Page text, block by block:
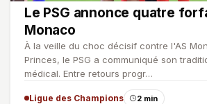
Le PSG annonce quatre
Monaco
À la veille du choc décisif contre l'AS
Princes, le PSG a communiqué son
médical. Entre retours progr…
Ligue des Champions 2 min